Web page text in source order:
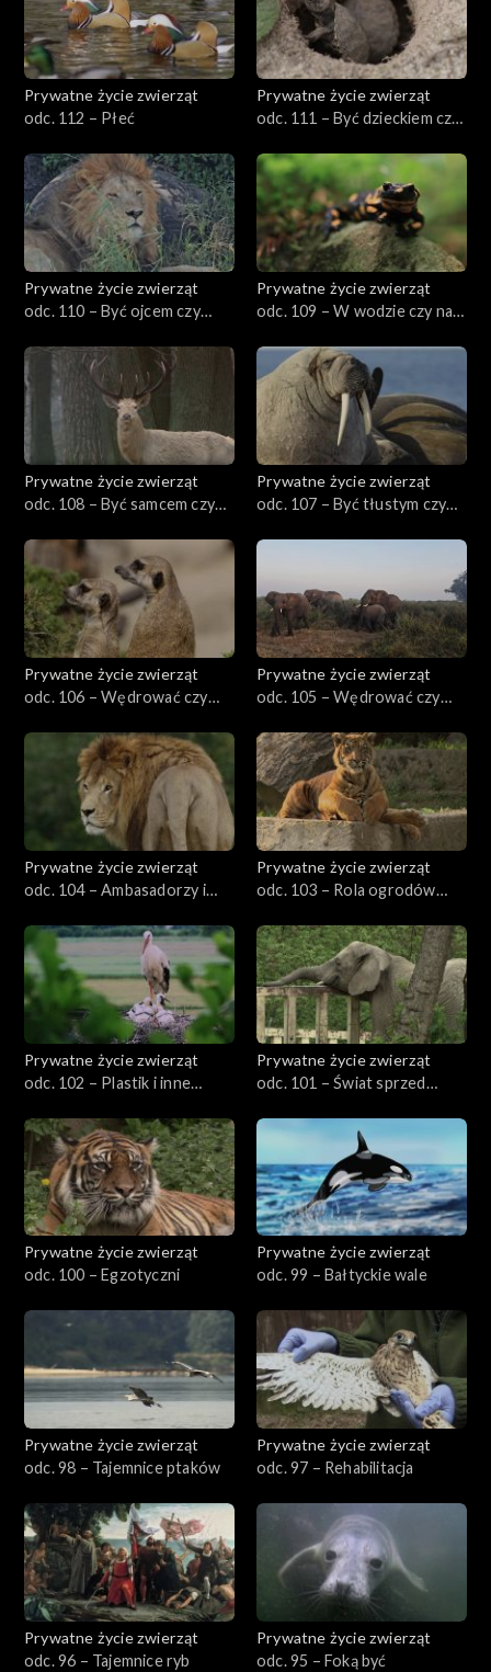
Prywatne życie zwierząt
odc. 112 – Płeć
Prywatne życie zwierząt
odc. 111 – Być dzieckiem czy
Prywatne życie zwierząt
odc. 110 – Być ojcem czy
Prywatne życie zwierząt
odc. 109 – W wodzie czy na
Prywatne życie zwierząt
odc. 108 – Być samcem czy
Prywatne życie zwierząt
odc. 107 – Być tłustym czy
Prywatne życie zwierząt
odc. 106 – Wędrować czy
Prywatne życie zwierząt
odc. 105 – Wędrować czy
Prywatne życie zwierząt
odc. 104 – Ambasadorzy i
Prywatne życie zwierząt
odc. 103 – Rola ogrodów
Prywatne życie zwierząt
odc. 102 – Plastik i inne
Prywatne życie zwierząt
odc. 101 – Świat sprzed
Prywatne życie zwierząt
odc. 100 – Egzotyczni
Prywatne życie zwierząt
odc. 99 – Bałtyckie wale
Prywatne życie zwierząt
odc. 98 – Tajemnice ptaków
Prywatne życie zwierząt
odc. 97 – Rehabilitacja
Prywatne życie zwierząt
odc. 96 – Tajemnice ryb
Prywatne życie zwierząt
odc. 95 – Foką być